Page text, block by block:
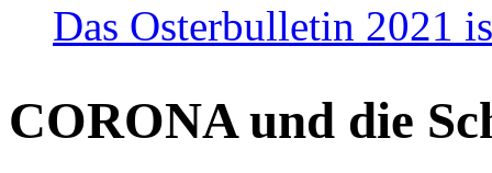
Das Osterbulletin 2021
CORONA und die